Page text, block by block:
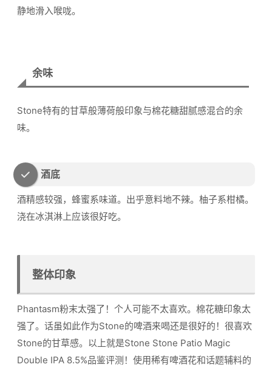
静地滑入喉咙。
余味
Stone特有的甘草般薄荷般印象与棉花糖甜腻感混合的余
味。
酒底
酒精感较强，蜂蜜系味道。出乎意料地不辣。柚子系柑橘。
浇在冰淇淋上应该很好吃。
整体印象
Phantasm粉末太强了！个人可能不太喜欢。棉花糖印象太
强了。话虽如此作为Stone的啤酒来喝还是很好的！很喜欢
Stone的甘草感。以上就是Stone Stone Patio Magic
Double IPA 8.5%品鉴评测！使用稀有啤酒花和话题辅料的